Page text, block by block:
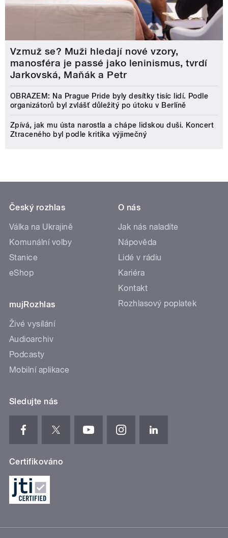
Vzmuž se? Muži hledají nové vzory,
manosféra je passé jako leninismus, tvrdí
Jarkovská, Maňák a Petr
OBRAZEM: Na Prague Pride byly desítky tisíc lidí. Podle
organizátorů byl zvlášť důležitý po útoku v Berlíně
Zpívá, jak mu ústa narostla a chápe lidskou duši. Koncert
Ztraceného byl podle kritika výjimečný
Český rozhlas
Válka na Ukrajině
Komunální volby
Stanice
eShop
mujRozhlas
Živé vysílání
Audioarchiv
Podcasty
Mobilní aplikace
O nás
Jak nás naladíte
Nápověda
Lidé v rádiu
Kariéra
Kontakt
Rozhlasový poplatek
Sledujte nás
Certifikováno